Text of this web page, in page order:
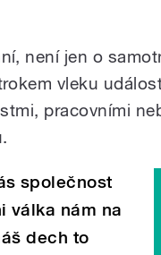
není jen o
vleku
pracovními
společnost
válka nám na
dech to